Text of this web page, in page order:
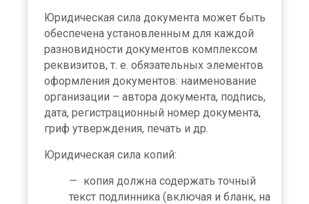
Юридическая сила документа может быть
обеспечена установленным для каждой
разновидности документов комплексом
реквизитов, т. е. обязательных элементов
оформления документов: наименование
организации – автора документа, подпись,
дата, регистрационный номер документа,
гриф утверждения, печать и др.
Юридическая сила копий:
копия должна содержать точный
текст подлинника (включая и бланк, на